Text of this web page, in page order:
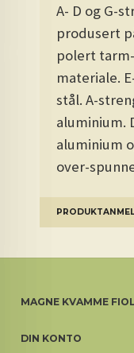
A- D og G-
produsert
polert
materiale.
stål. A-
aluminium.
aluminium
over-
MAGNE KVAMME
DIN KONTO